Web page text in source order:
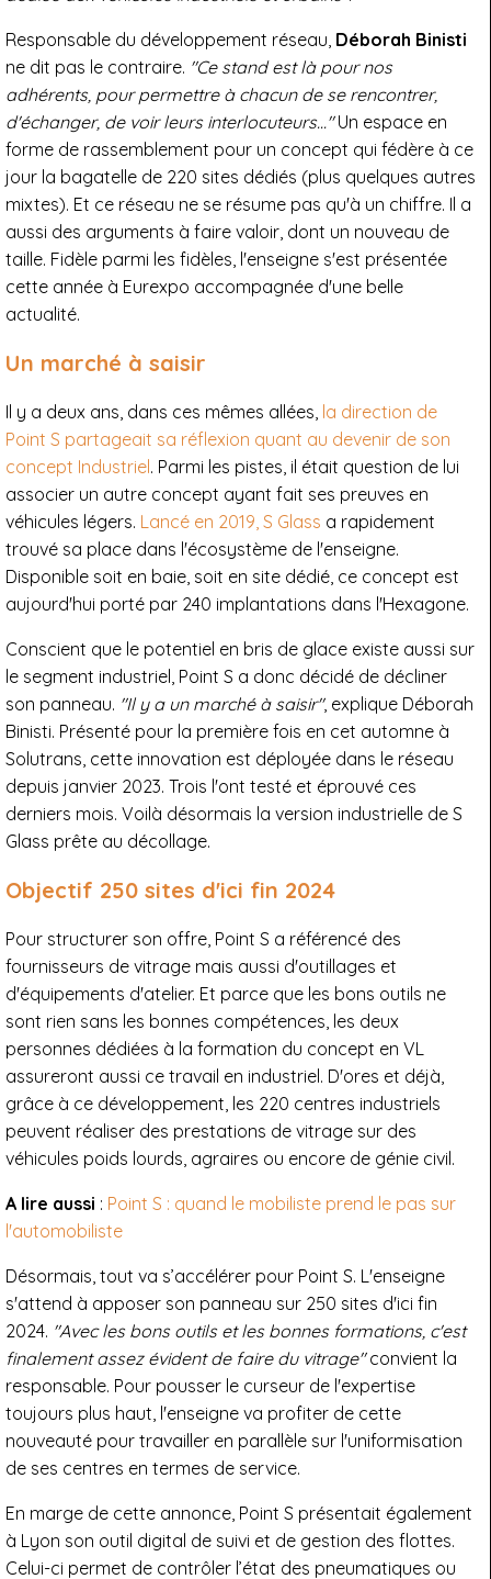
Responsable du développement réseau, Déborah Binisti
ne dit pas le contraire. "Ce stand est là pour nos
adhérents, pour permettre à chacun de se rencontrer,
d'échanger, de voir leurs interlocuteurs..."Un espace en
forme de rassemblement pour un concept qui fédère à ce
jour la bagatelle de 220 sites dédiés (plus quelques autres
mixtes). Et ce réseau ne se résume pas qu'à un chiffre. Il a
aussi des arguments à faire valoir, dont un nouveau de
taille. Fidèle parmi les fidèles, l'enseigne s'est présentée
cette année à Eurexpo accompagnée d'une belle
actualité.
Un marché à saisir
Il y a deux ans, dans ces mêmes allées, la direction de
Point S partageait sa réflexion quant au devenir de son
concept Industriel. Parmi les pistes, il était question de lui
associer un autre concept ayant fait ses preuves en
véhicules légers. Lancé en 2019, S Glass a rapidement
trouvé sa place dans l'écosystème de l'enseigne.
Disponible soit en baie, soit en site dédié, ce concept est
aujourd'hui porté par 240 implantations dans l'Hexagone.
Conscient que le potentiel en bris de glace existe aussi sur
le segment industriel, Point S a donc décidé de décliner
son panneau. "Il y a un marché à saisir", explique Déborah
Binisti. Présenté pour la première fois en cet automne à
Solutrans, cette innovation est déployée dans le réseau
depuis janvier 2023. Trois l'ont testé et éprouvé ces
derniers mois. Voilà désormais la version industrielle de S
Glass prête au décollage.
Objectif 250 sites d'ici fin 2024
Pour structurer son offre, Point S a référencé des
fournisseurs de vitrage mais aussi d'outillages et
d'équipements d'atelier. Et parce que les bons outils ne
sont rien sans les bonnes compétences, les deux
personnes dédiées à la formation du concept en VL
assureront aussi ce travail en industriel. D'ores et déjà,
grâce à ce développement, les 220 centres industriels
peuvent réaliser des prestations de vitrage sur des
véhicules poids lourds, agraires ou encore de génie civil.
A lire aussi : Point S : quand le mobiliste prend le pas sur
l'automobiliste
Désormais, tout va s’accélérer pour Point S. L'enseigne
s'attend à apposer son panneau sur 250 sites d'ici fin
2024. "Avec les bons outils et les bonnes formations, c'est
finalement assez évident de faire du vitrage"convient la
responsable. Pour pousser le curseur de l'expertise
toujours plus haut, l'enseigne va profiter de cette
nouveauté pour travailler en parallèle sur l'uniformisation
de ses centres en termes de service.
En marge de cette annonce, Point S présentait également
à Lyon son outil digital de suivi et de gestion des flottes.
Celui-ci permet de contrôler l’état des pneumatiques ou